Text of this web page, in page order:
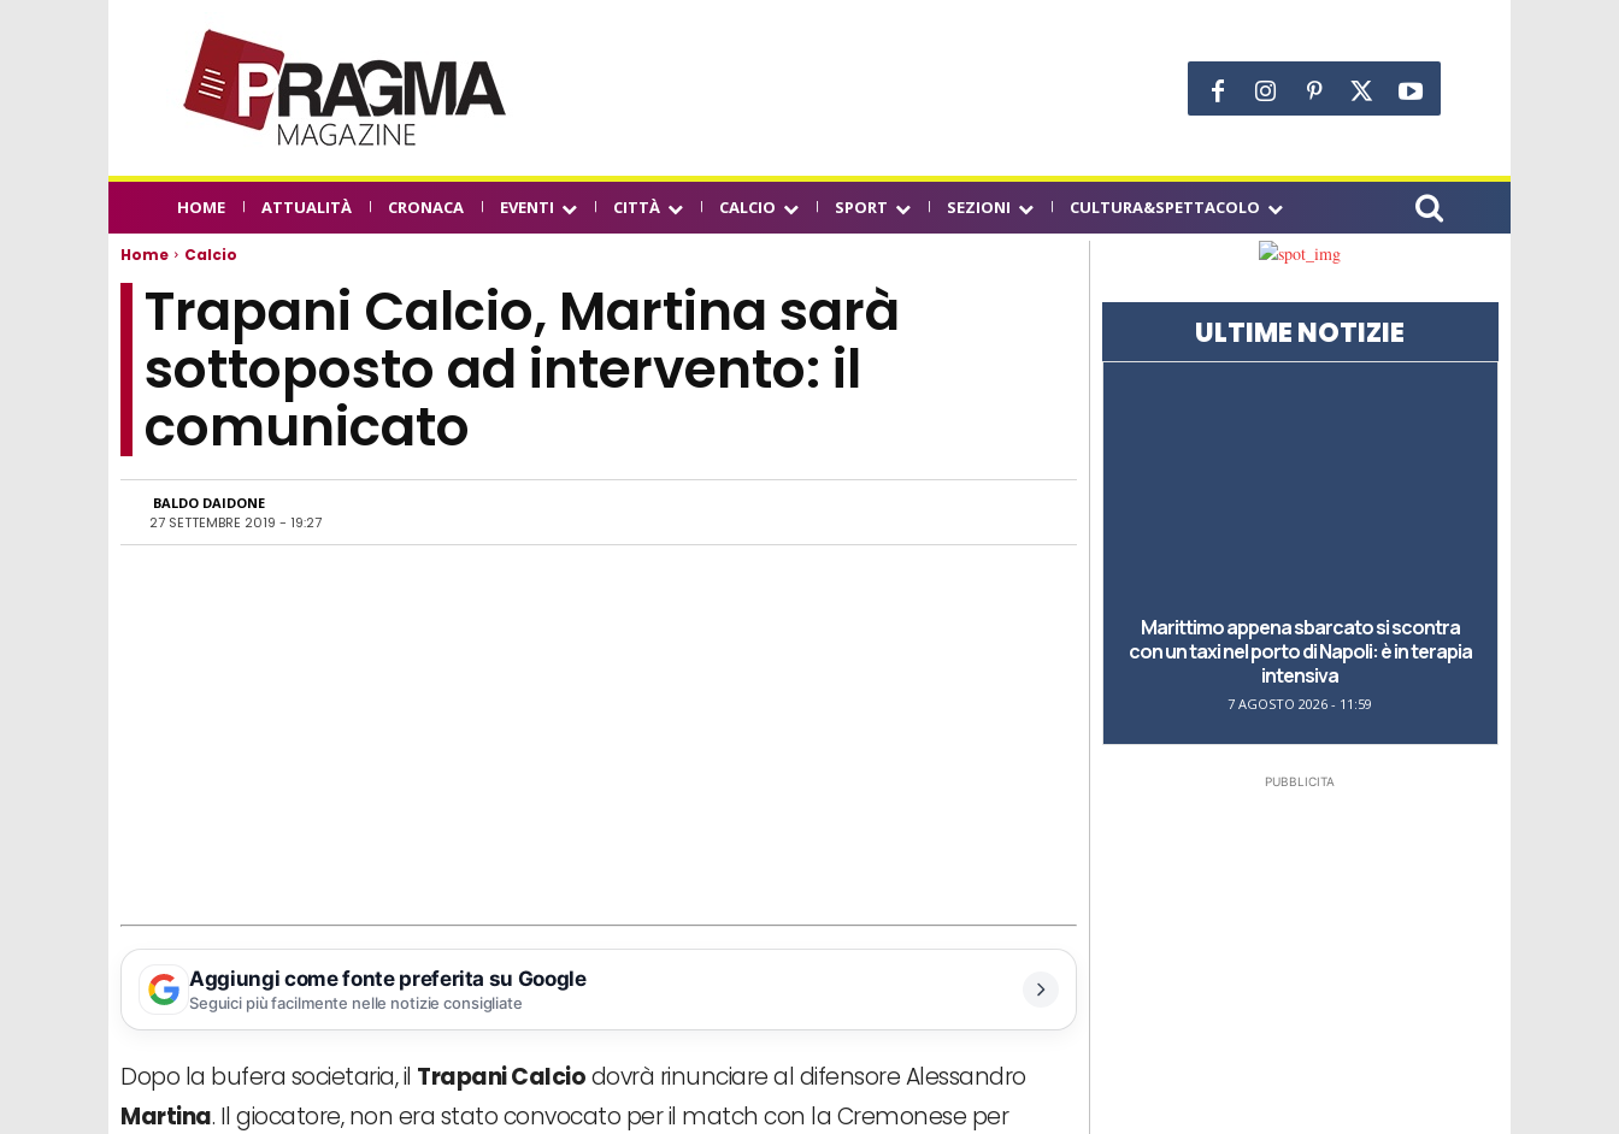
HOME ATTUALITÀ CRONACA EVENTI CITTÀ CALCIO SPORT SEZIONI CULTURA&SPETTACOLO
Home Calcio
Trapani Calcio, Martina sarà
sottoposto ad intervento: il
comunicato
BALDO DAIDONE
27 SETTEMBRE 2019 - 19:27
Aggiungi come fonte preferita su Google
Seguici più facilmente nelle notizie consigliate
Dopo la bufera societaria, il Trapani Calciodovrà rinunciare al difensore Alessandro
Martina. Il giocatore, non era stato convocato per il match con la Cremonese per
ULTIME NOTIZIE
Marittimo appena sbarcato si scontra
con un taxi nel porto di Napoli: è in terapia
intensiva
7 AGOSTO 2026 - 11:59
PUBBLICITA